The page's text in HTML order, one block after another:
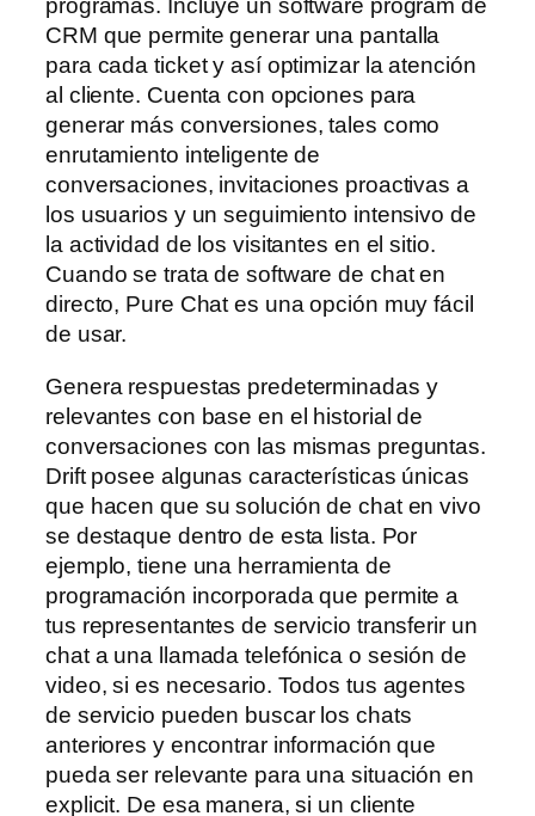
programas. Incluye un software program de
CRM que permite generar una pantalla
para cada ticket y así optimizar la atención
al cliente. Cuenta con opciones para
generar más conversiones, tales como
enrutamiento inteligente de
conversaciones, invitaciones proactivas a
los usuarios y un seguimiento intensivo de
la actividad de los visitantes en el sitio.
Cuando se trata de software de chat en
directo, Pure Chat es una opción muy fácil
de usar.
Genera respuestas predeterminadas y
relevantes con base en el historial de
conversaciones con las mismas preguntas.
Drift posee algunas características únicas
que hacen que su solución de chat en vivo
se destaque dentro de esta lista. Por
ejemplo, tiene una herramienta de
programación incorporada que permite a
tus representantes de servicio transferir un
chat a una llamada telefónica o sesión de
video, si es necesario. Todos tus agentes
de servicio pueden buscar los chats
anteriores y encontrar información que
pueda ser relevante para una situación en
explicit. De esa manera, si un cliente